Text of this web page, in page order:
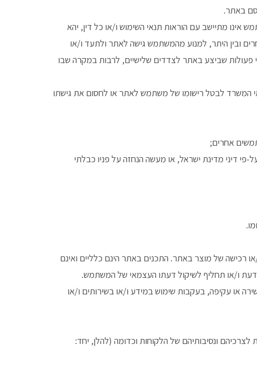
באתר.
מתיישב עם הוראות תנאי השימוש ו/או כל דין, יהא
ובין היתר, למנוע מהמשתמש גישה לאתר ולתעד ו/או
שביצע באתר לצדדים שלישיים, לרבות במקרה שבו
לבטל רישומו של משתמש לאתר או לחסום את גישתו
אחרים;
דיני מדינת ישראל, או מעשה הנחזה על פניו כבלתי
רכישה של מוצר באתר. התכנים באתר הינם כלליים ואינם
דעת ו/או תחליף לשיקול דעתו העצמאי של המשתמש.
או עקיפה, בעקבות שימוש במידע ו/או בשירותים ו/או
ונסיבותיהם של הלקוחות וכדומה (להלן, יחד: